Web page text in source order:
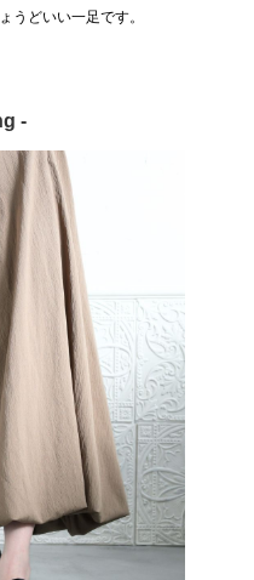
うどいい一足です。
-